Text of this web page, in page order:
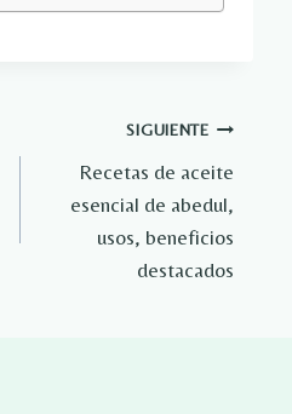
SIGUIENTE
Recetas de aceite
esencial de abedul,
usos, beneficios
destacados